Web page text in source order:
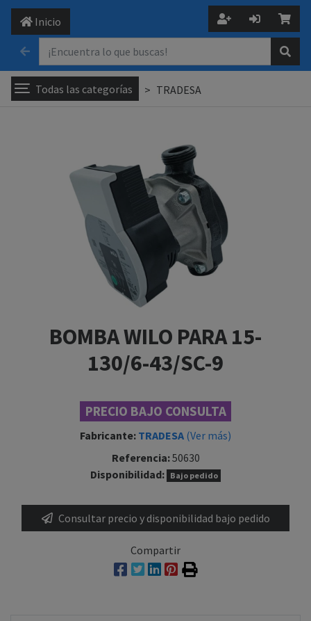
Inicio
Todas las categorías TRADESA
BOMBA WILO PARA 15-
130/6-43/SC-9
PRECIO BAJO CONSULTA
Fabricante: TRADESA (Ver más)
Referencia:50630
Disponibilidad:
Bajo pedido
Consultar precio y disponibilidad bajo pedido
Compartir